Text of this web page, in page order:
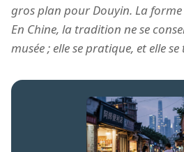
gros plan pour Douyin. La forme
En Chine, la tradition ne se
musée ; elle se pratique, et elle